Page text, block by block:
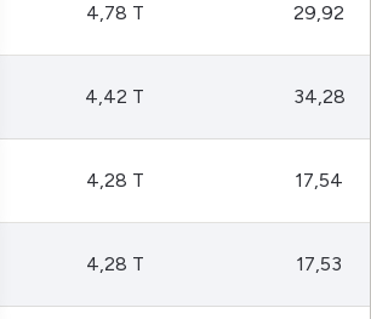
4,78 T 29,92
4,42 T 34,28
4,28 T 17,54
4,28 T 17,53